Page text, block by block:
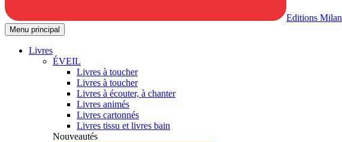
Editions Milan
Menu principal
Livres
ÉVEIL
Livres à toucher
Livres à toucher
Livres à écouter, à chanter
Livres animés
Livres cartonnés
Livres tissu et livres bain
Nouveautés